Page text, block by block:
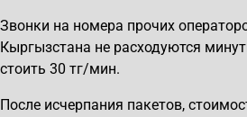
Звонки на номера прочих
Кыргызстана не расходуются
стоить 30 тг/мин.
После исчерпания пакетов,